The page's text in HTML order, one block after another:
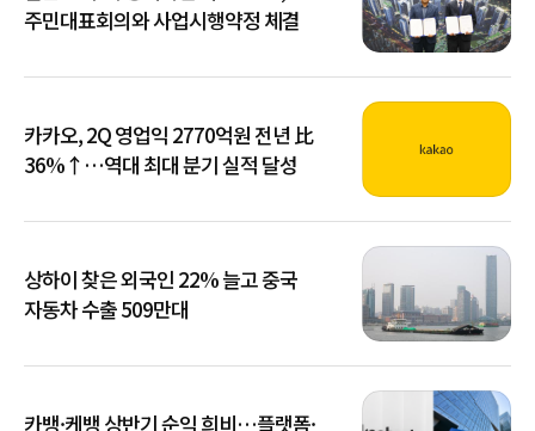
주민대표회의와 사업시행약정 체결
카카오, 2Q 영업익 2770억원 전년 比
36%↑…역대 최대 분기 실적 달성
상하이 찾은 외국인 22% 늘고 중국
자동차 수출 509만대
카뱅·케뱅 상반기 순익 희비…플랫폼·